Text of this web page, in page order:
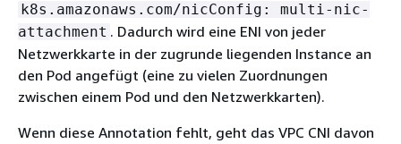
k8s.amazonaws.com/nicConfig: multi-nic-
attachment . Dadurch wird eine ENI von jeder
Netzwerkkarte in der zugrunde liegenden Instance an
den Pod angefügt (eine zu vielen Zuordnungen
zwischen einem Pod und den Netzwerkkarten).
Wenn diese Annotation fehlt, geht das VPC CNI davon